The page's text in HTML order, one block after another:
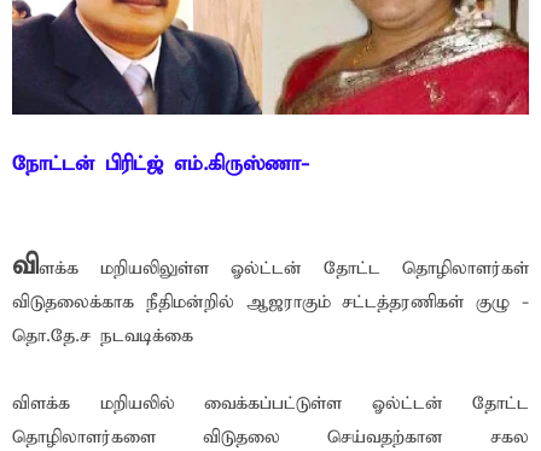
நோட்டன் பிரிட்ஜ் எம்.கிருஸ்ணா-
விளக்க மறியலிலுள்ள ஓல்ட்டன் தோட்ட தொழிலாளர்கள்
விடுதலைக்காக நீதிமன்றில் ஆஜராகும் சட்டத்தரணிகள் குழு -
தொ.தே.ச நடவடிக்கை
விளக்க மறியலில் வைக்கப்பட்டுள்ள ஓல்ட்டன் தோட்ட
தொழிலாளர்களை விடுதலை செய்வதற்கான சகல